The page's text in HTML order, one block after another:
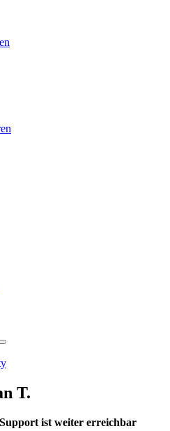
T.
ist weiter erreichbar